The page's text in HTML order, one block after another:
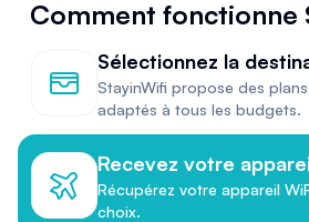
Comment fonctionne
Sélectionnez la
StayinWifi propose des
adaptés à tous les budgets.
Recevez votre
Récupérez votre appareil
choix.